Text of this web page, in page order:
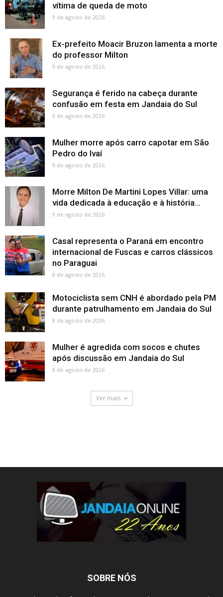
vítima de queda de moto
9 de agosto de 2026
Ex-prefeito Moacir Bruzon lamenta a morte
do professor Milton
9 de agosto de 2026
Segurança é ferido na cabeça durante
confusão em festa em Jandaia do Sul
9 de agosto de 2026
Mulher morre após carro capotar em São
Pedro do Ivaí
9 de agosto de 2026
Morre Milton De Martini Lopes Villar: uma
vida dedicada à educação e à história...
9 de agosto de 2026
Casal representa o Paraná em encontro
internacional de Fuscas e carros clássicos
no Paraguai
8 de agosto de 2026
Motociclista sem CNH é abordado pela PM
durante patrulhamento em Jandaia do Sul
8 de agosto de 2026
Mulher é agredida com socos e chutes
após discussão em Jandaia do Sul
8 de agosto de 2026
Ver mais
SOBRE NÓS